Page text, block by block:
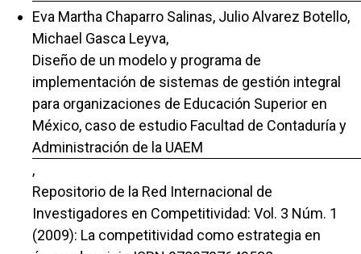
Eva Martha Chaparro Salinas, Julio Alvarez Botello,
Michael Gasca Leyva,
Diseño de un modelo y programa de
implementación de sistemas de gestión integral
para organizaciones de Educación Superior en
México, caso de estudio Facultad de Contaduría y
Administración de la UAEM
,
Repositorio de la Red Internacional de
Investigadores en Competitividad: Vol. 3 Núm. 1
(2009): La competitividad como estrategia en